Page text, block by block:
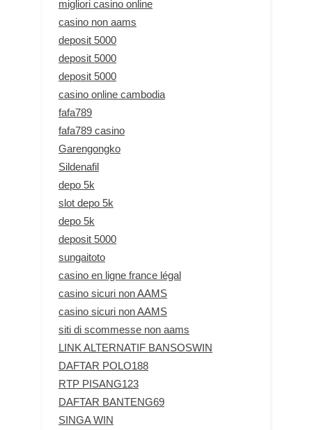
migliori casino online
casino non aams
deposit 5000
deposit 5000
deposit 5000
casino online cambodia
fafa789
fafa789 casino
Garengongko
Sildenafil
depo 5k
slot depo 5k
depo 5k
deposit 5000
sungaitoto
casino en ligne france légal
casino sicuri non AAMS
casino sicuri non AAMS
siti di scommesse non aams
LINK ALTERNATIF BANSOSWIN
DAFTAR POLO188
RTP PISANG123
DAFTAR BANTENG69
SINGA WIN